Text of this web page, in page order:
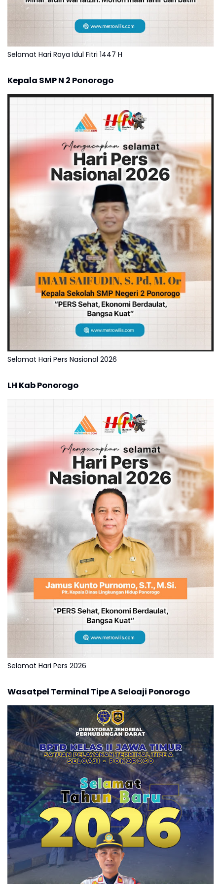
Selamat Hari Raya Idul Fitri 1447 H
Kepala SMP N 2 Ponorogo
Selamat Hari Pers Nasional 2026
LH Kab Ponorogo
Selamat Hari Pers 2026
Wasatpel Terminal Tipe A Seloaji Ponorogo